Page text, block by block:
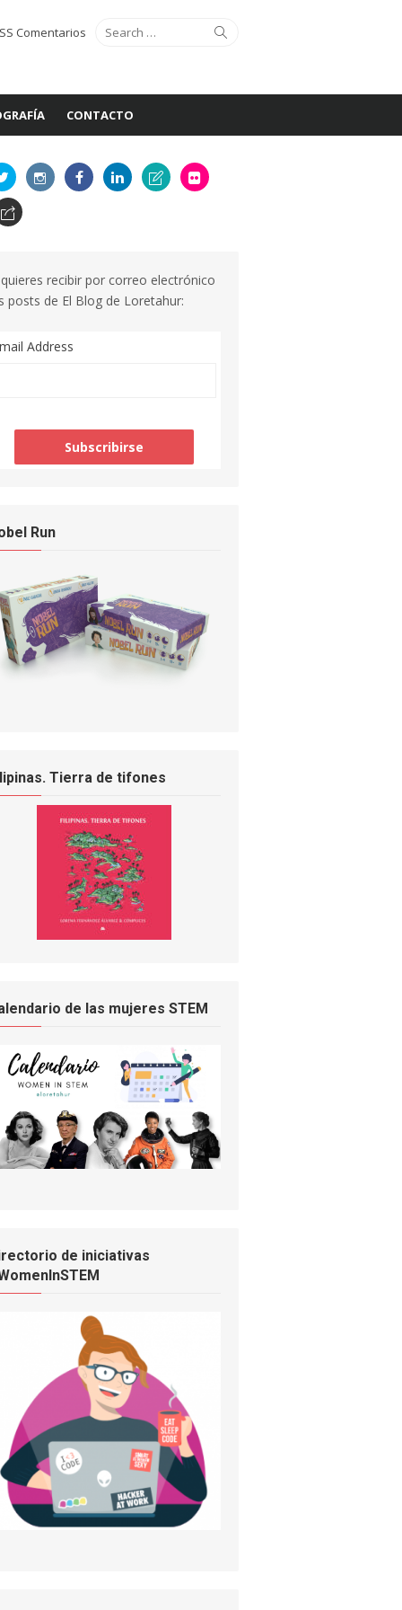
Search
for:
Comentarios
CONTACTO
recibir por correo electrónico
posts de El Blog de Loretahur:
Address
Run
Tierra de tifones
de las mujeres STEM
de iniciativas